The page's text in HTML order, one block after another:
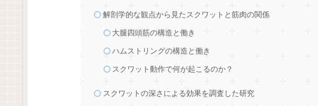
解剖学的な観点から見たスクワットと筋肉の関係
大腿四頭筋の構造と働き
ハムストリングの構造と働き
スクワット動作で何が起こるのか？
スクワットの深さによる効果を調査した研究